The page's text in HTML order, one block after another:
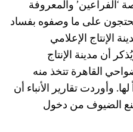
‘الفراعين’ والمعروفة
على ما وصفوه بفساد
الإنتاج الإعلامي
أن مدينة الإنتاج
القاهرة تتخذ منه
وأوردت تقارير الأنباء أن
الضيوف من دخول